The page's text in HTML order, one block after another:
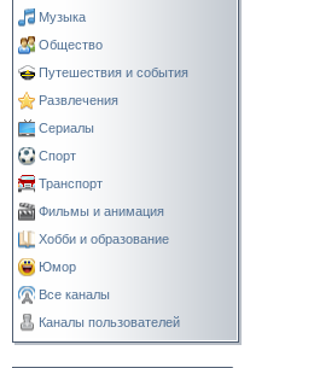
Музыка
Общество
Путешествия и события
Развлечения
Сериалы
Спорт
Транспорт
Фильмы и анимация
Хобби и образование
Юмор
Все каналы
Каналы пользователей